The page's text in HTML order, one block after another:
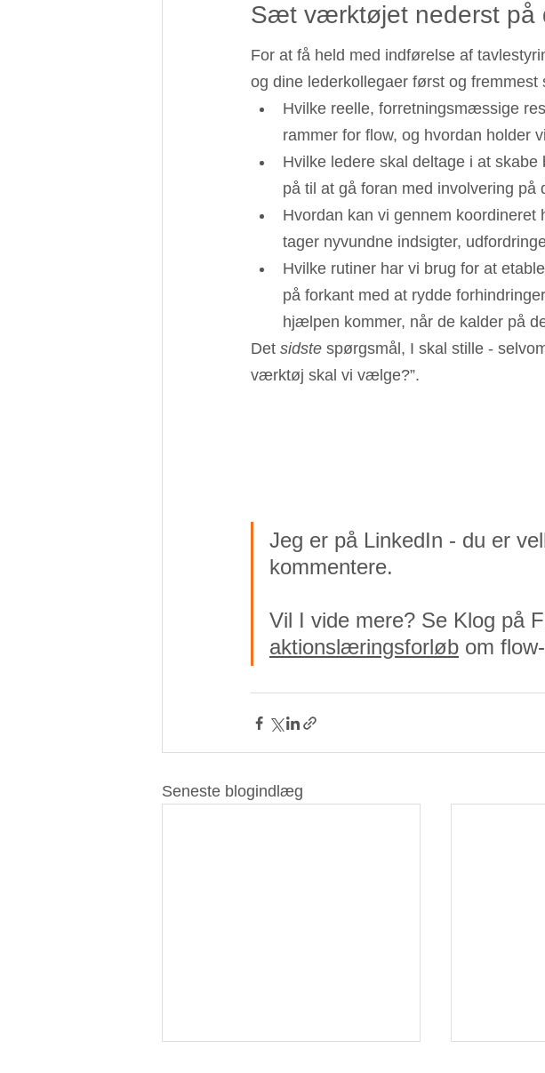
Sæt værktøjet nederst på
For at få held med indførelse af
og dine lederkollegaer først og
Hvilke reelle, forretningsmæssige
rammer for flow, og hvordan holder
Hvilke ledere skal deltage i at
på til at gå foran med involvering på
Hvordan kan vi gennem
tager nyvundne indsigter,
Hvilke rutiner har vi brug for at
på forkant med at rydde
hjælpen kommer, når de kalder på
Det sidste spørgsmål, I skal stille -
værktøj skal vi vælge?”.
Jeg er på LinkedIn - du er
kommentere.
Vil I vide mere? Se Klog på
aktionslæringsforløb om
Seneste blogindlæg